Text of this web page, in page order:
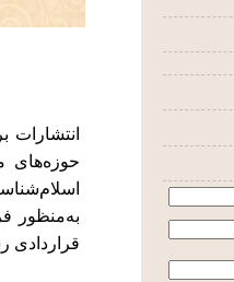
حوزه‌های
به‌منظور
قراردادی